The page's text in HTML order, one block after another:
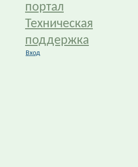
портал
Техническая
поддержка
Вход